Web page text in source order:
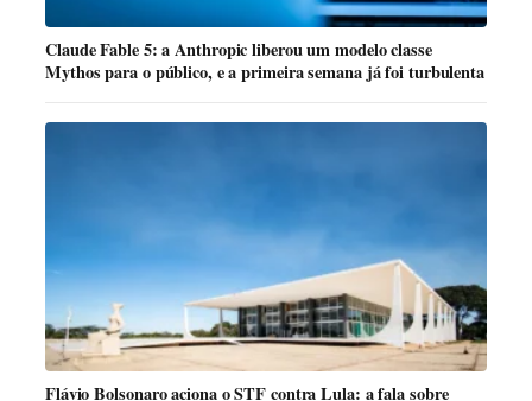
Claude Fable 5: a Anthropic liberou um modelo classe
Mythos para o público, e a primeira semana já foi turbulenta
Flávio Bolsonaro aciona o STF contra Lula: a fala sobre